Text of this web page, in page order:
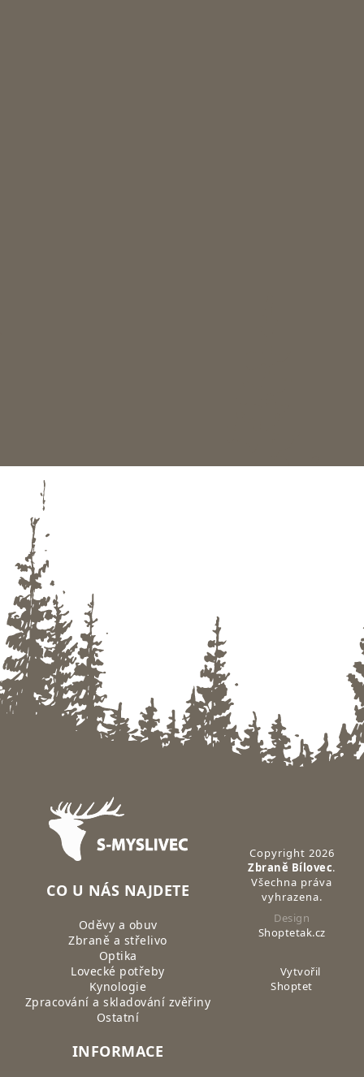
Zápatí
CO U NÁS NAJDETE
Oděvy a obuv
Zbraně a střelivo
Optika
Lovecké potřeby
Kynologie
Zpracování a skladování zvěřiny
Ostatní
INFORMACE
Copyright 2026
Zbraně Bílovec.
Všechna práva
vyhrazena.
Design
Shoptetak.cz
Vytvořil
Shoptet